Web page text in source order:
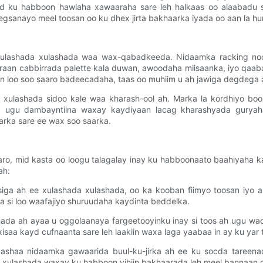
habboon hawlaha xawaaraha sare leh halkaas oo
meel toosan oo ku dhex jirta bakhaarka iyada oo aan la
xulashada waa wax-qabadkeeda. Nidaamka racking
cabbirrada palette kala duwan, awoodaha miisaanka, iyo
soo saaro badeecadaha, taas oo muhiim u ah jawiga degdega
sidoo kale waa kharash-ool ah. Marka la kordhiyo
dambayntiina waxay kaydiyaan lacag kharashyada
sare ee wax soo saarka.
mid kasta oo loogu talagalay inay ku habboonaato
ah ee xulashada xulashada, oo ka kooban fiimyo toosan iyo
si loo waafajiyo shuruudaha kaydinta beddelka.
ah ayaa u oggolaanaya fargeetooyinku inay si toos ah ugu
kayd cufnaanta sare leh laakiin waxa laga yaabaa in ay ku
nidaamka gawaarida buul-ku-jirka ah ee ku socda